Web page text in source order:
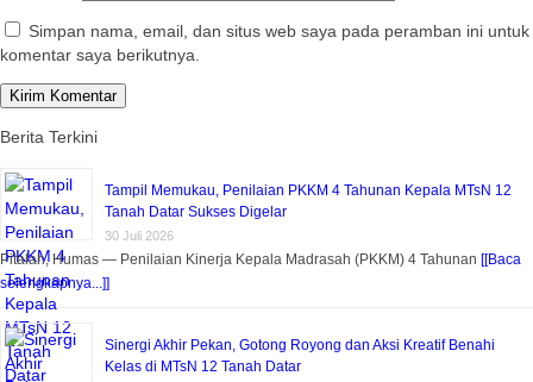
Simpan nama, email, dan situs web saya pada peramban ini untuk
komentar saya berikutnya.
Berita Terkini
Tampil Memukau, Penilaian PKKM 4 Tahunan Kepala MTsN 12
Tanah Datar Sukses Digelar
30 Juli 2026
Pitalah, Humas — Penilaian Kinerja Kepala Madrasah (PKKM) 4 Tahunan [[Baca
selengkapnya...]]
Sinergi Akhir Pekan, Gotong Royong dan Aksi Kreatif Benahi
Kelas di MTsN 12 Tanah Datar